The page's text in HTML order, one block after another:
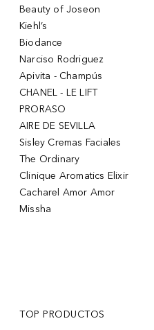
Beauty of Joseon
Kiehl’s
Biodance
Narciso Rodriguez
Apivita - Champús
CHANEL - LE LIFT
PRORASO
AIRE DE SEVILLA
Sisley Cremas Faciales
The Ordinary
Clinique Aromatics Elixir
Cacharel Amor Amor
Missha
TOP PRODUCTOS